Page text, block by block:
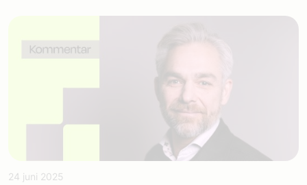
24 juni 2025